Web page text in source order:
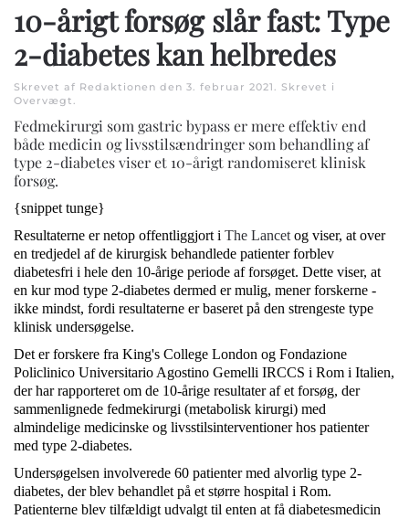
10-årigt forsøg slår fast: Type
2-diabetes kan helbredes
Skrevet af Redaktionen den 3. februar 2021. Skrevet i
Overvægt.
Fedmekirurgi som gastric bypass er mere effektiv end
både medicin og livsstilsændringer som behandling af
type 2-diabetes viser et 10-årigt randomiseret klinisk
forsøg.
{snippet tunge}
Resultaterne er netop offentliggjort i The Lancetog viser, at over
en tredjedel af de kirurgisk behandlede patienter forblev
diabetesfri i hele den 10-årige periode af forsøget. Dette viser, at
en kur mod type 2-diabetes dermed er mulig, mener forskerne -
ikke mindst, fordi resultaterne er baseret på den strengeste type
klinisk undersøgelse.
Det er forskere fra King's College London og Fondazione
Policlinico Universitario Agostino Gemelli IRCCS i Rom i Italien,
der har rapporteret om de 10-årige resultater af et forsøg, der
sammenlignede fedmekirurgi (metabolisk kirurgi) med
almindelige medicinske og livsstilsinterventioner hos patienter
med type 2-diabetes.
Undersøgelsen involverede 60 patienter med alvorlig type 2-
diabetes, der blev behandlet på et større hospital i Rom.
Patienterne blev tilfældigt udvalgt til enten at få diabetesmedicin